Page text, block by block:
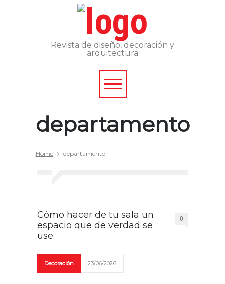
Revista de diseño, decoración y
arquitectura
departamento
Home departamento
Cómo hacer de tu sala un
espacio que de verdad se
use
0
Decoración 23/06/2026